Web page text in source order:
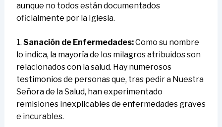
aunque no todos están documentados
oficialmente por la Iglesia.
1. Sanación de Enfermedades:Como su nombre
lo indica, la mayoría de los milagros atribuidos son
relacionados con la salud. Hay numerosos
testimonios de personas que, tras pedir a Nuestra
Señora de la Salud, han experimentado
remisiones inexplicables de enfermedades graves
e incurables.